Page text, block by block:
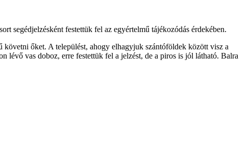
segédjelzésként festettük fel az egyértelmű tájékozódás érdekében.
őket. A települést, ahogy elhagyjuk szántóföldek között visz a
vas doboz, erre festettük fel a jelzést, de a piros is jól látható. Balra